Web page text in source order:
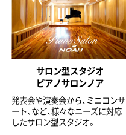
サロン型スタジオ
ピアノサロンノア
発表会や演奏会から、ミニコンサ
ート、など、様々なニーズに対応
したサロン型スタジオ。